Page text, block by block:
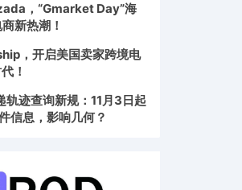
，“Gmarket Day”海
新热潮！
，开启美国卖家跨境电
！
迹查询新规：11月3日起
信息，影响几何？